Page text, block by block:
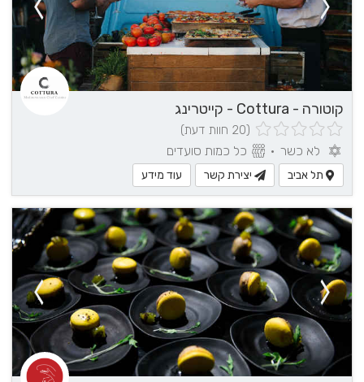
קוטורה - Cottura - קייטרינג
(20 חוות דעת)
לא כשר • כל כמות סועדים
תל אביב יצירת קשר עוד מידע